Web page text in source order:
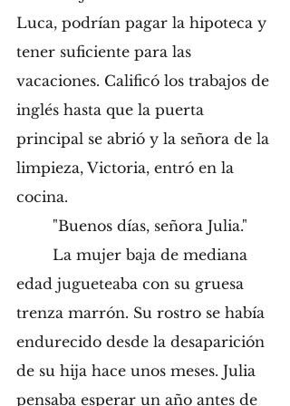
Luca, podrían pagar la hipoteca y
tener suficiente para las
vacaciones. Calificó los trabajos de
inglés hasta que la puerta
principal se abrió y la señora de la
limpieza, Victoria, entró en la
cocina.
	"Buenos días, señora Julia."
edad jugueteaba con su gruesa
trenza marrón. Su rostro se había
endurecido desde la desaparición
de su hija hace unos meses. Julia
pensaba esperar un año antes de